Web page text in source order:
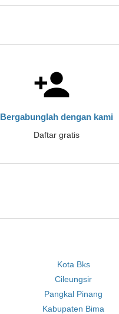
Bergabunglah dengan kami
Daftar gratis
Kota Bks
Cileungsir
Pangkal Pinang
Kabupaten Bima